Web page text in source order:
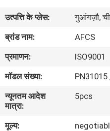
वीडियो
बारे
में
कारखाने
उत्पत्ति के प्लेस:
गुआंगज़ौ,
ब्रांड नाम:
AFCS
प्रमाणन:
ISO9001
मॉडल संख्या:
न्यूनतम आदेश
मात्रा:
5pcs
मूल्य: